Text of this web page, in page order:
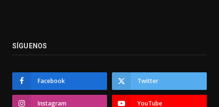
SÍGUENOS
Facebook Twitter
Instagram YouTube